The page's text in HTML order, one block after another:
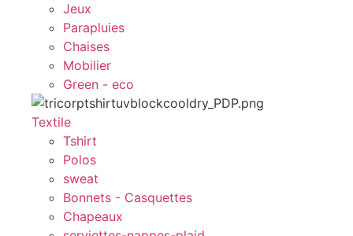
Jeux
Parapluies
Chaises
Mobilier
Green - eco
Textile
Tshirt
Polos
sweat
Bonnets - Casquettes
Chapeaux